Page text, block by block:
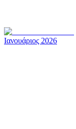
Ιανουάριος 2026